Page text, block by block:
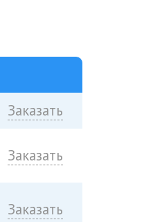
Заказать
Заказать
Заказать